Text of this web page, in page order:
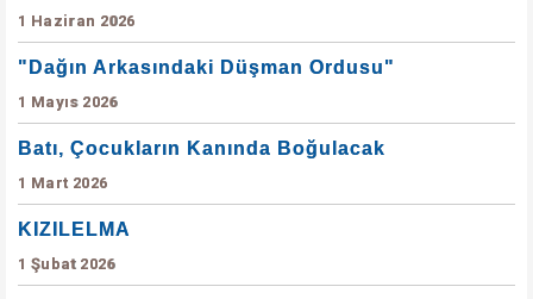
1 Haziran 2026
"Dağın Arkasındaki Düşman Ordusu"
1 Mayıs 2026
Batı, Çocukların Kanında Boğulacak
1 Mart 2026
KIZILELMA
1 Şubat 2026